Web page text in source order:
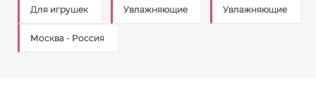
Для игрушек Увлажняющие Увлажняющие
Москва - Россия